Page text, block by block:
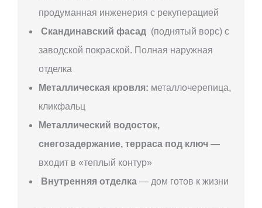
продуманная инженерия с рекуперацией
Скандинавский фасад (поднятый ворс) с
заводской покраской. Полная наружная
отделка
Металлическая кровля: металлочерепица,
кликфальц
Металлический водосток,
снегозадержание, терраса под ключ —
входит в «теплый контур»
Внутренняя отделка — дом готов к жизни